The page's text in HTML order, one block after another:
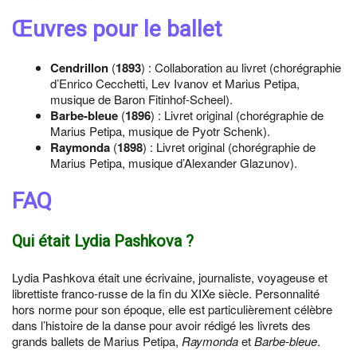
Œuvres pour le ballet
Cendrillon (1893) : Collaboration au livret (chorégraphie
d’Enrico Cecchetti, Lev Ivanov et Marius Petipa,
musique de Baron Fitinhof-Scheel).
Barbe-bleue (1896) : Livret original (chorégraphie de
Marius Petipa, musique de Pyotr Schenk).
Raymonda (1898) : Livret original (chorégraphie de
Marius Petipa, musique d’Alexander Glazunov).
FAQ
Qui était Lydia Pashkova ?
Lydia Pashkova était une écrivaine, journaliste, voyageuse et
librettiste franco-russe de la fin du XIXe siècle. Personnalité
hors norme pour son époque, elle est particulièrement célèbre
dans l’histoire de la danse pour avoir rédigé les livrets des
grands ballets de Marius Petipa, RaymondaetBarbe-bleue.